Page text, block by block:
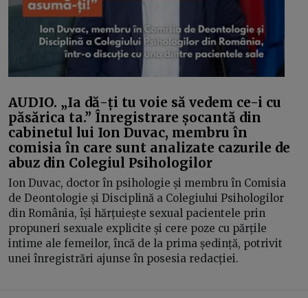
AUDIO. „Ia dă-ți tu voie să vedem ce-i cu
păsărica ta.” Înregistrare șocantă din
cabinetul lui Ion Duvac, membru în
comisia în care sunt analizate cazurile de
abuz din Colegiul Psihologilor
Ion Duvac, doctor în psihologie și membru în Comisia
de Deontologie și Disciplină a Colegiului Psihologilor
din România, își hărțuiește sexual pacientele prin
propuneri sexuale explicite și cere poze cu părțile
intime ale femeilor, încă de la prima ședință, potrivit
unei înregistrări ajunse în posesia redacției.